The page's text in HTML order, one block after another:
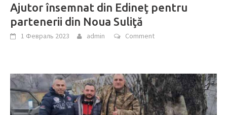
Ajutor însemnat din Edineţ pentru
partenerii din Noua Suliţă
1 Февраль 2023 admin Comment